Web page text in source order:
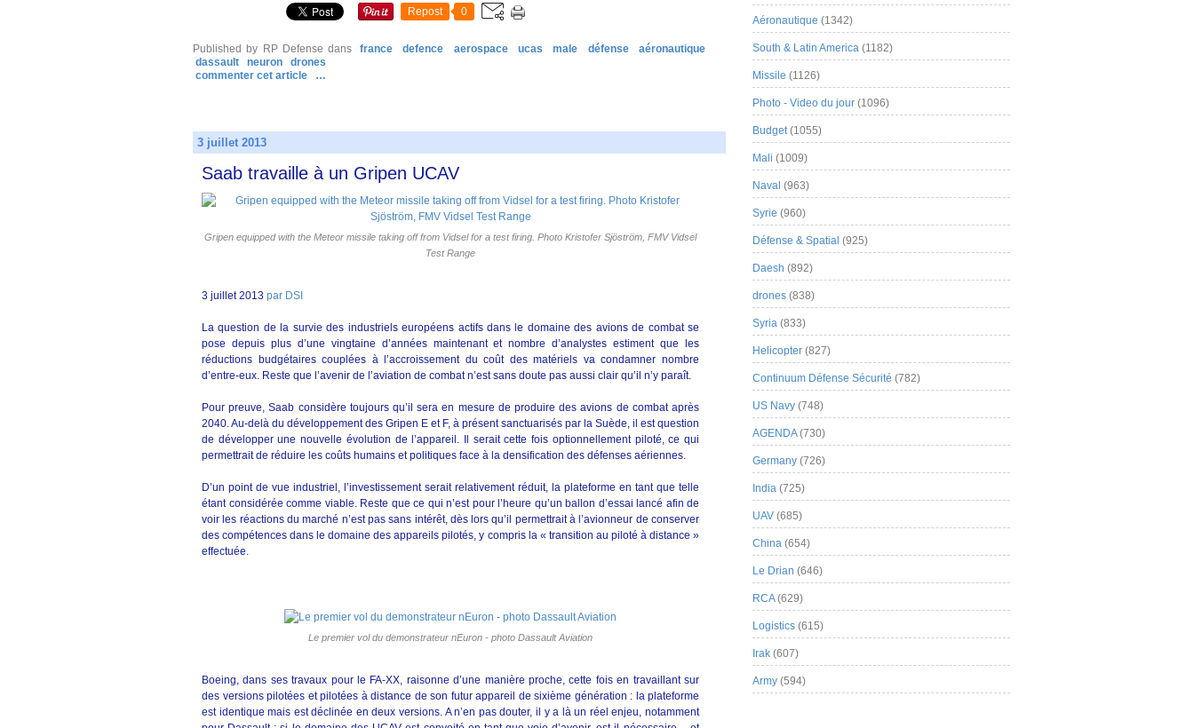
Repost 0
Published by RP Defense dans france defence aerospace ucas male défense
aéronautique
dassault
neuron
drones
commenter cet article
…
3 juillet 2013
Saab travaille à un Gripen UCAV
Gripen equipped with the Meteor missile taking off from Vidsel for a test firing. Photo Kristofer Sjöström, FMV Vidsel
Test Range
3 juillet 2013 par DSI
La question de la survie des industriels européens actifs dans le domaine des avions de combat se
pose depuis plus d’une vingtaine d’années maintenant et nombre d’analystes estiment que les
réductions budgétaires couplées à l’accroissement du coût des matériels va condamner nombre
d’entre-eux. Reste que l’avenir de l’aviation de combat n’est sans doute pas aussi clair qu’il n’y paraît.
Pour preuve, Saab considère toujours qu’il sera en mesure de produire des avions de combat après
2040. Au-delà du développement des Gripen E et F, à présent sanctuarisés par la Suède, il est question
de développer une nouvelle évolution de l’appareil. Il serait cette fois optionnellement piloté, ce qui
permettrait de réduire les coûts humains et politiques face à la densification des défenses aériennes.
D’un point de vue industriel, l’investissement serait relativement réduit, la plateforme en tant que telle
étant considérée comme viable. Reste que ce qui n’est pour l’heure qu’un ballon d’essai lancé afin de
voir les réactions du marché n’est pas sans intérêt, dès lors qu’il permettrait à l’avionneur de conserver
des compétences dans le domaine des appareils pilotés, y compris la « transition au piloté à distance »
effectuée.
Le premier vol du demonstrateur nEuron - photo Dassault Aviation
Boeing, dans ses travaux pour le FA-XX, raisonne d’une manière proche, cette fois en travaillant sur
des versions pilotées et pilotées à distance de son futur appareil de sixième génération : la plateforme
est identique mais est déclinée en deux versions. A n’en pas douter, il y a là un réel enjeu, notamment
Aéronautique (1342)
South & Latin America (1182)
Missile (1126)
Photo - Video du jour (1096)
Budget(1055)
Mali (1009)
Naval (963)
Syrie (960)
Défense & Spatial (925)
Daesh (892)
drones (838)
Syria (833)
Helicopter (827)
Continuum Défense Sécurité (782)
US Navy (748)
AGENDA(730)
Germany (726)
India (725)
UAV (685)
China (654)
Le Drian (646)
RCA(629)
Logistics (615)
Irak (607)
Army (594)